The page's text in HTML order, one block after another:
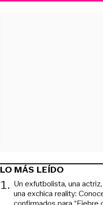
LO MÁS LEÍDO
1. Un exfutbolista, una
una exchica reality: